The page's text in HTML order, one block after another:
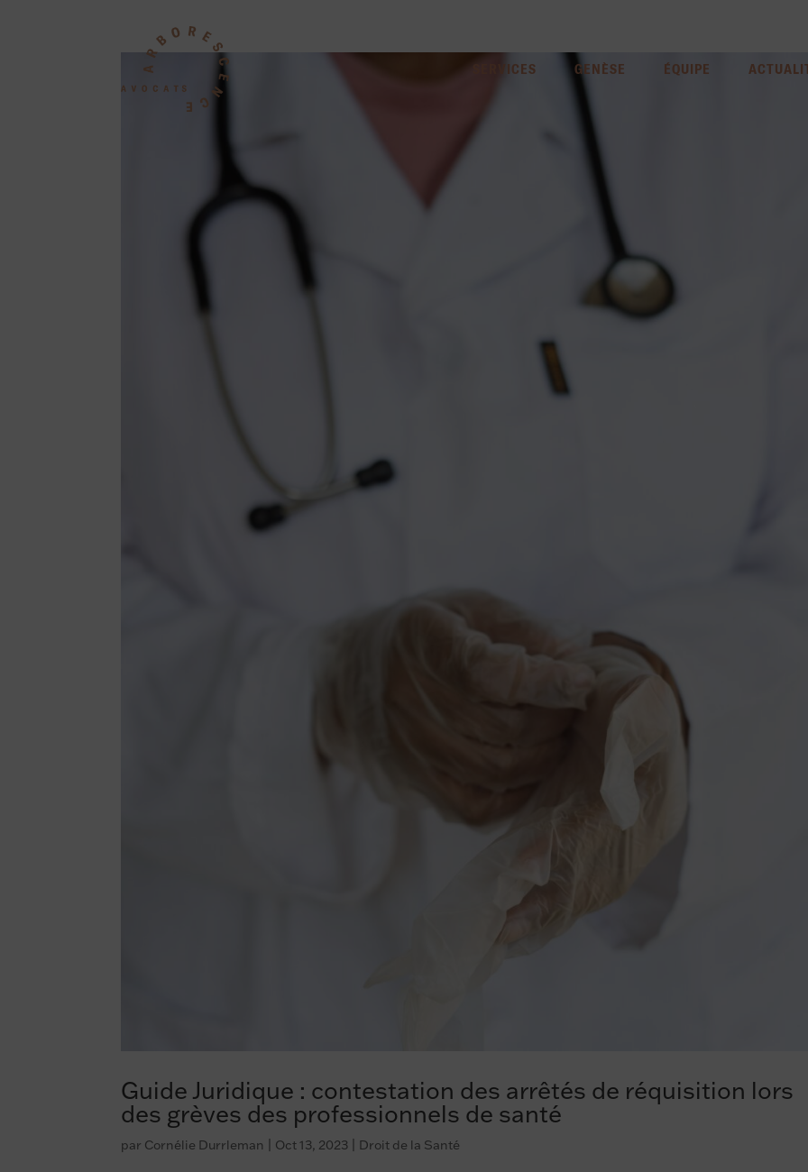
SERVICES GENÈSE ÉQUIPE
Guide Juridique : contestation des arrêtés de réquisition lors
des grèves des professionnels de santé
par Cornélie Durrleman Oct 13, 2023 Droit de la Santé